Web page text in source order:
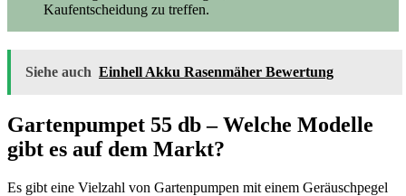
Kaufentscheidung zu treffen.
Siehe auch Einhell Akku Rasenmäher Bewertung
Gartenpumpet 55 db – Welche Modelle
gibt es auf dem Markt?
Es gibt eine Vielzahl von Gartenpumpen mit einem Geräuschpegel